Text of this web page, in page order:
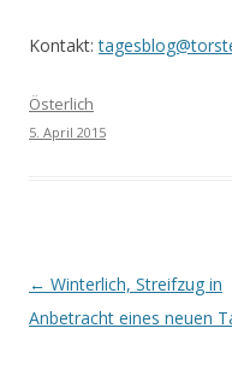
Kontakt:
Österlich
5. April 2015
Beitrags-
Navigation
← Winterlich, Streifzug in
Anbetracht eines neuen